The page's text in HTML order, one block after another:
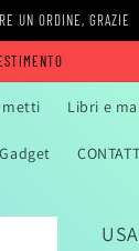
UN ORDINE, GRAZIE
Libri e
Gadget